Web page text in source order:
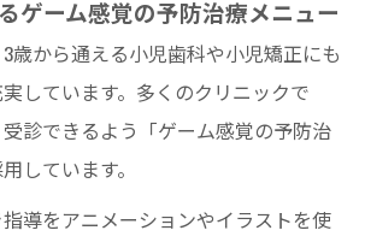
ゲーム感覚の予防治療メニュー
歳から通える小児歯科や小児矯正にも
しています。多くのクリニックで
診できるよう「ゲーム感覚の予防治
しています。
導をアニメーションやイラストを使